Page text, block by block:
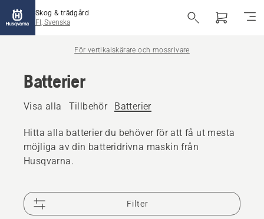
Skog & trädgård
FI, Svenska
För vertikalskärare och mossrivare
Batterier
Visa alla Tillbehör Batterier
Hitta alla batterier du behöver för att få ut mesta
möjliga av din batteridrivna maskin från
Husqvarna.
Filter